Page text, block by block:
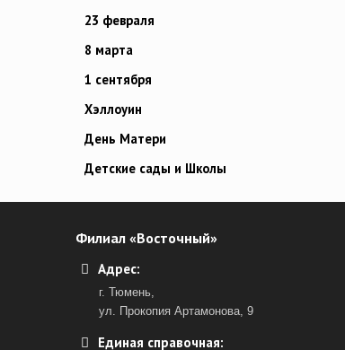
23 февраля
8 марта
1 сентября
Хэллоуин
День Матери
Детские сады и Школы
Филиал «Восточный»
Адрес:
г. Тюмень,
ул. Прокопия Артамонова, 9
Единая справочная: